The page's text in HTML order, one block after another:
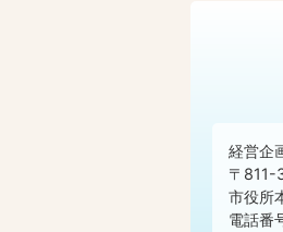
経営企
〒811-
市役所
電話番